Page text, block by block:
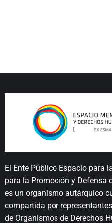
El Ente Público Espacio para
para la Promoción y Defensa
es un organismo autárquico
compartida por
de Organismos de Derechos